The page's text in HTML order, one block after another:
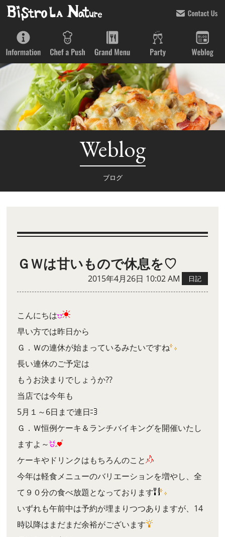
Weblog
ブログ
ＧＷは甘いもので休息を♡
2015年4月26日 10:02 AM 日記
こんにちは
早い方では昨日から
Ｇ．Ｗの連休が始まっているみたいですね
長い連休のご予定は
もうお決まりでしょうか??
当店では今年も
5月１～6日まで連日
Ｇ．Ｗ恒例ケーキ＆ランチバイキングを開催いたし
ますよ～
ケーキやドリンクはもちろんのこと
今年は軽食メニューのバリエーションを増やし、全
て９０分の食べ放題となっております
いずれも午前中は予約が埋まりつつありますが、14
時以降はまだまだ余裕がございます